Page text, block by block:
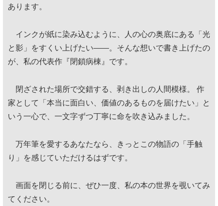
あります。
インクが紙に染み込むように、人の心の奥底にある「光
と影」をすくい上げたい——。そんな想いで書き上げたの
が、私の代表作『閉鎖病棟』です。
閉ざされた場所で交錯する、剥き出しの人間模様。 作
家として「本当に面白い、価値のあるものを届けたい」と
いう一心で、一文字ずつ丁寧に命を吹き込みました。
万年筆を愛するあなたなら、きっとこの物語の「手触
り」を感じていただけるはずです。
画面を閉じる前に、ぜひ一度、私の本の世界を覗いてみ
てください。